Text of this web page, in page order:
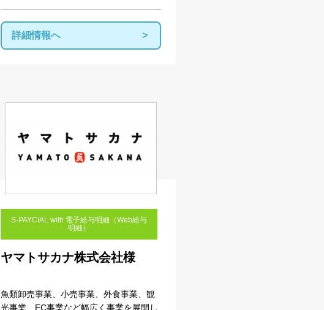
詳細情報へ
S-PAYCIAL with 電子給与明細（Web給与
明細）
ヤマトサカナ株式会社様
魚類卸売事業、小売事業、外食事業、観
光事業、 EC事業など幅広く事業を展開し